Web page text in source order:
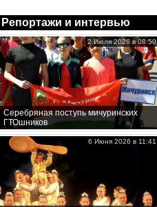
Репортажи и интервью
Серебряная поступь мичуринских
ГТОшников
2 Июля 2026 в 08:50
6 Июня 2026 в 11:41